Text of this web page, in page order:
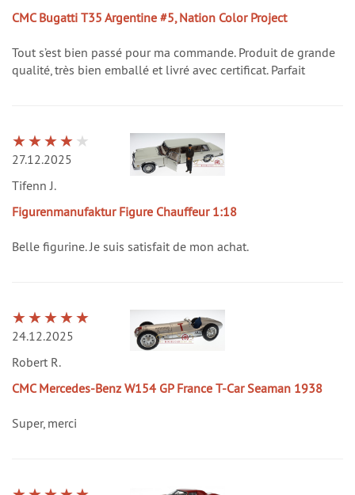
CMC Bugatti T35 Argentine #5, Nation Color Project
Tout s’est bien passé pour ma commande. Produit de grande
qualité, très bien emballé et livré avec certificat. Parfait
27.12.2025
Tifenn J.
Figurenmanufaktur Figure Chauffeur 1:18
Belle figurine. Je suis satisfait de mon achat.
24.12.2025
Robert R.
CMC Mercedes-Benz W154 GP France T-Car Seaman 1938
Super, merci